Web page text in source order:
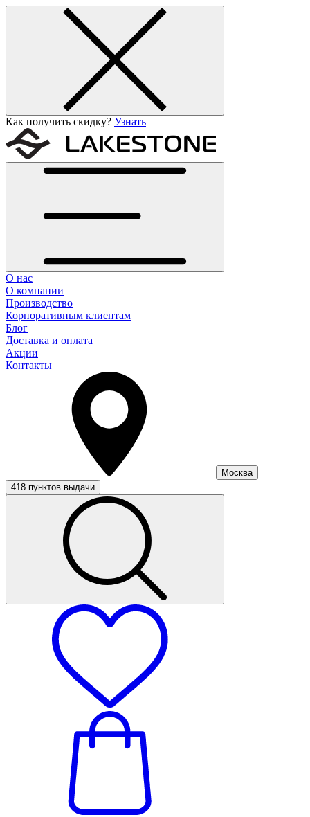
Как получить скидку? Узнать
О нас
О компании
Производство
Корпоративным клиентам
Блог
Доставка и оплата
Акции
Контакты
Москва
418 пунктов выдачи